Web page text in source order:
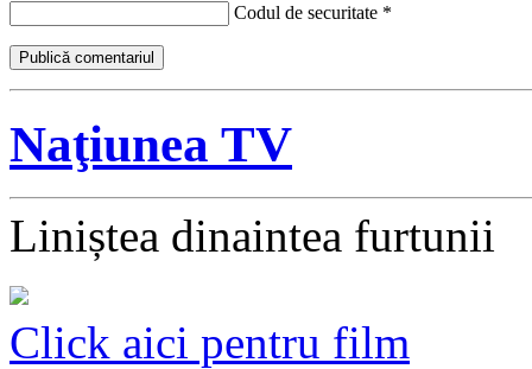
Codul de securitate *
Naţiunea TV
Liniștea dinaintea furtunii
Click aici pentru film